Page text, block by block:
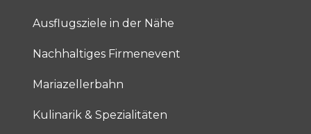
Ausflugsziele in der Nähe
Nachhaltiges Firmenevent
Mariazellerbahn
Kulinarik & Spezialitäten